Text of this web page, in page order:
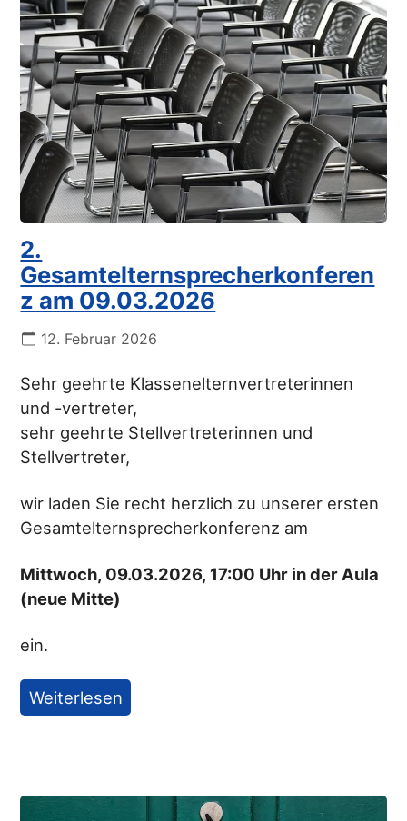
2.
Gesamtelternsprecherkonferen
z am 09.03.2026
12. Februar 2026
Sehr geehrte Klassenelternvertreterinnen
und -vertreter,
sehr geehrte Stellvertreterinnen und
Stellvertreter,
wir laden Sie recht herzlich zu unserer ersten
Gesamtelternsprecherkonferenz am
Mittwoch, 09.03.2026, 17:00 Uhr in der Aula
(neue Mitte)
ein.
Weiterlesen